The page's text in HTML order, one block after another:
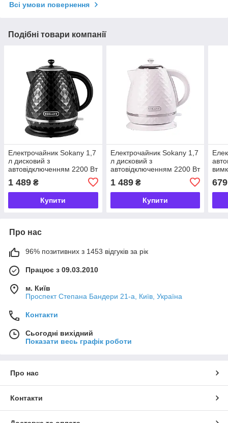
Всі умови повернення
Подібні товари компанії
Електрочайник Sokany 1,7
л дисковий з
автовідключенням 2200 Вт
1 489 ₴
Купити
Електрочайник Sokany 1,7
л дисковий з
автовідключенням 2200 Вт
1 489₴
Купити
679
Про нас
96% позитивних з 1453 відгуків за рік
Працює з 09.03.2010
м. Київ
Проспект Степана Бандери 21-а, Київ, Україна
Контакти
Сьогодні вихідний
Показати весь графік роботи
Про нас
Контакти